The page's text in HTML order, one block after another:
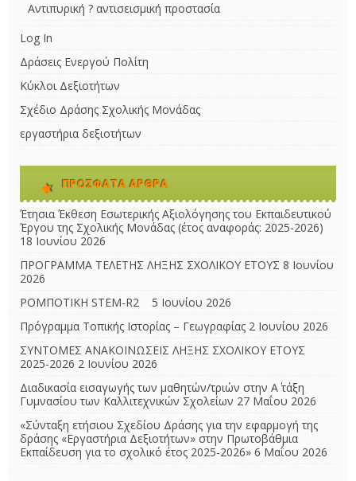
Αντιπυρική ? αντισεισμική προστασία
Log In
Δράσεις Ενεργού Πολίτη
Κύκλοι Δεξιοτήτων
Σχέδιο Δράσης Σχολικής Μονάδας
εργαστήρια δεξιοτήτων
ΠΡΌΣΦΑΤΑ ΆΡΘΡΑ
Έτησια Έκθεση Εσωτερικής Αξιολόγησης του Εκπαιδευτικού
Έργου της Σχολικής Μονάδας (έτος αναφοράς: 2025-2026)
18 Ιουνίου 2026
ΠΡΟΓΡΑΜΜΑ ΤΕΛΕΤΗΣ ΛΗΞΗΣ ΣΧΟΛΙΚΟΥ ΕΤΟΥΣ 8 Ιουνίου
2026
ΡΟΜΠΟΤΙΚΗ STEM-R2
5 Ιουνίου 2026
Πρόγραμμα Τοπικής Ιστορίας – Γεωγραφίας 2 Ιουνίου 2026
ΣΥΝΤΟΜΕΣ ΑΝΑΚΟΙΝΩΣΕΙΣ ΛΗΞΗΣ ΣΧΟΛΙΚΟΥ ΕΤΟΥΣ
2025-2026 2 Ιουνίου 2026
Διαδικασία εισαγωγής των μαθητών/τριών στην Α΄ τάξη
Γυμνασίου των Καλλιτεχνικών Σχολείων 27 Μαΐου 2026
«Σύνταξη ετήσιου Σχεδίου Δράσης για την εφαρμογή της
δράσης «Εργαστήρια Δεξιοτήτων» στην Πρωτοβάθμια
Εκπαίδευση για το σχολικό έτος 2025-2026» 6 Μαΐου 2026